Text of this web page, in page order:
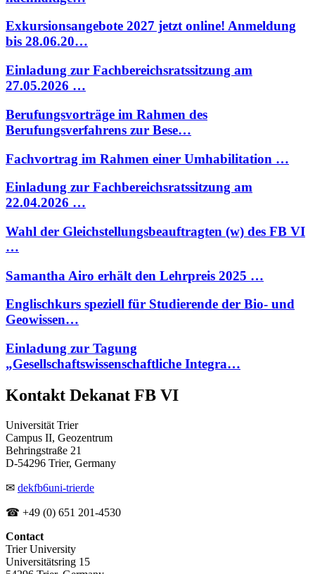
Exkursionsangebote 2027 jetzt online! Anmeldung
bis 28.06.20…
Einladung zur Fachbereichsratssitzung am
27.05.2026 …
Berufungsvorträge im Rahmen des
Berufungsverfahrens zur Bese…
Fachvortrag im Rahmen einer Umhabilitation …
Einladung zur Fachbereichsratssitzung am
22.04.2026 …
Wahl der Gleichstellungsbeauftragten (w) des FB VI
…
Samantha Airo erhält den Lehrpreis 2025 …
Englischkurs speziell für Studierende der Bio- und
Geowissen…
Einladung zur Tagung
„Gesellschaftswissenschaftliche Integra…
Kontakt Dekanat FB VI
Universität Trier
Campus II, Geozentrum
Behringstraße 21
D-54296 Trier, Germany
✉ dekfb6uni-trierde
☎ +49 (0) 651 201-4530
Contact
Trier University
Universitätsring 15